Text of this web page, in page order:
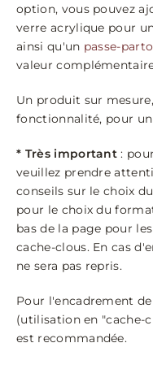
option, vous pouvez
verre acrylique pour
ainsi qu'un passe-
valeur
Un produit sur
fonctionnalité, pour
* Très important :
veuillez prendre
conseils sur le choix
pour le choix du
bas de la page pour
cache-clous. En cas
ne sera pas repris.
Pour l'encadrement
(utilisation en "cache-
est recommandée.